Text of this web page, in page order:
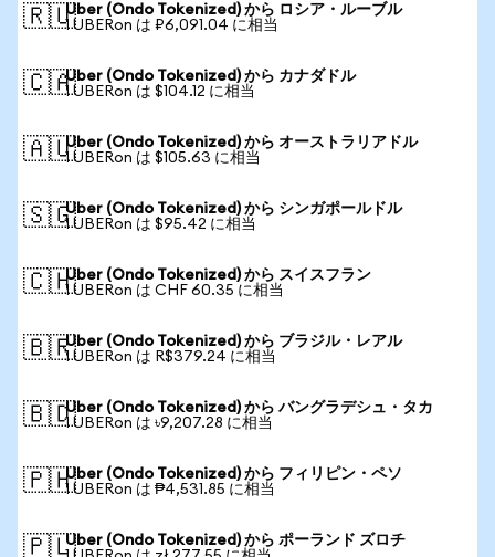
🇷🇺Uber (Ondo Tokenized) から ロシア・ルーブル
1 UBERon は ₽6,091.04 に相当
🇨🇦Uber (Ondo Tokenized) から カナダドル
1 UBERon は $104.12 に相当
🇦🇺Uber (Ondo Tokenized) から オーストラリアドル
1 UBERon は $105.63 に相当
🇸🇬Uber (Ondo Tokenized) から シンガポールドル
1 UBERon は $95.42 に相当
🇨🇭Uber (Ondo Tokenized) から スイスフラン
1 UBERon は CHF 60.35 に相当
🇧🇷Uber (Ondo Tokenized) から ブラジル・レアル
1 UBERon は R$379.24 に相当
🇧🇩Uber (Ondo Tokenized) から バングラデシュ・タカ
1 UBERon は ৳9,207.28 に相当
🇵🇭Uber (Ondo Tokenized) から フィリピン・ペソ
1 UBERon は ₱4,531.85 に相当
🇵🇱Uber (Ondo Tokenized) から ポーランド ズロチ